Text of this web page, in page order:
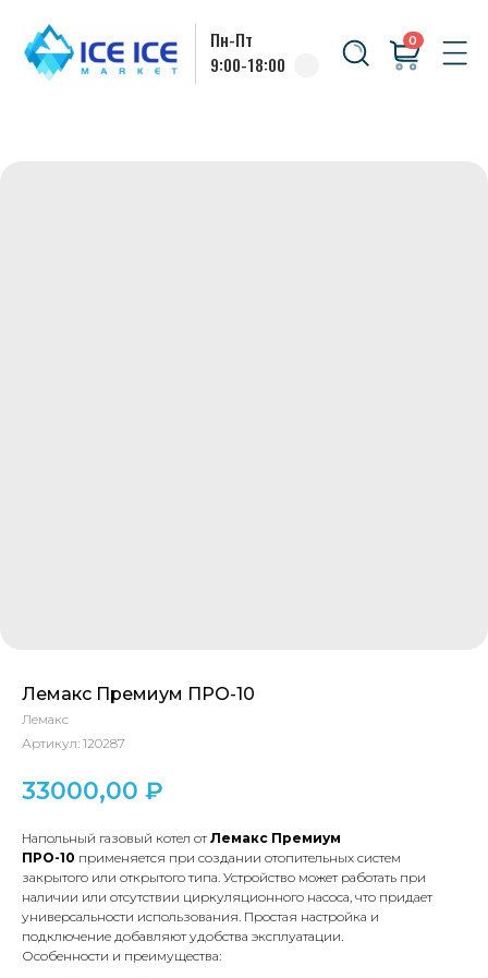
9:00-18:00
Лемакс Премиум ПРО-10
Лемакс
Артикул: 120287
33000,00 ₽
Напольный газовый котел отЛемакс Премиум
ПРО-10 применяется при создании отопительных систем
закрытого или открытого типа. Устройство может работать при
наличии или отсутствии циркуляционного насоса, что придает
универсальности использования. Простая настройка и
подключение добавляют удобства эксплуатации.
Особенности и преимущества: